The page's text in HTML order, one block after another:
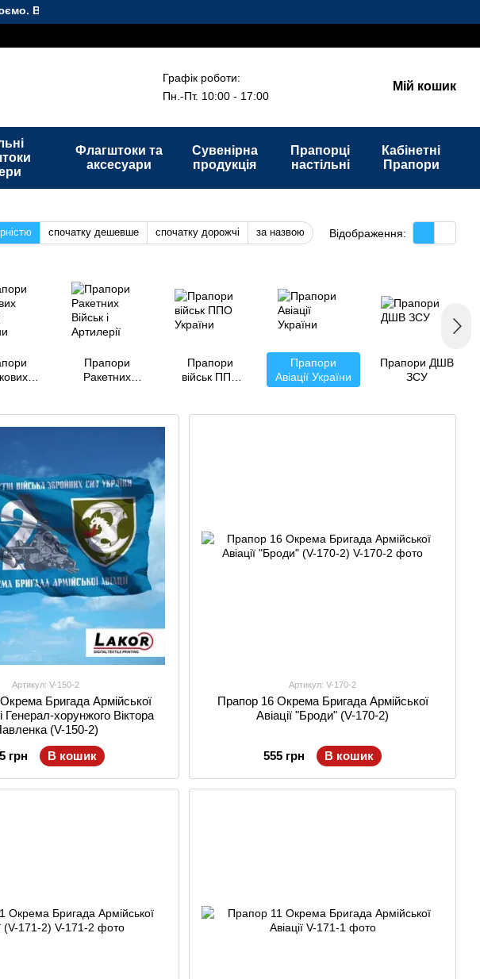
Україна!
Графік роботи:
Пн.-Пт. 10:00 - 17:00
Мій кошик
Флагштоки та
аксесуари
Сувенірна
продукція
Прапорці
настільні
Кабінетні
Прапори
спочатку дешевше спочатку дорожчі за назвою Відображення:
Прапори
Ракетних
Прапори
військ ППО
Прапори
Авіації України
Прапори ДШВ
ЗСУ
Артикул: V-150-2
Бригада Армійської
Генерал-хорунжого Віктора
(V-150-2)
грн
В кошик
Артикул: V-170-2
Прапор 16 Окрема Бригада Армійської
Авіації "Броди" (V-170-2)
555 грн В кошик